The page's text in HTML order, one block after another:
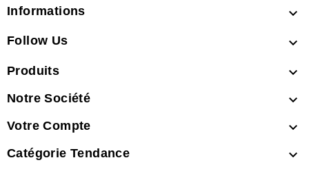
Informations 
Follow Us 
Produits 
Notre Société 
Votre Compte 
Catégorie Tendance 